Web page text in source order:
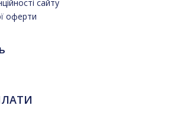
сайту
оферти